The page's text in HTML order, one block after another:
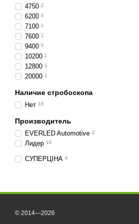
4750 2
6200 4
7100 1
7600 1
9400 5
10200 1
12800 1
20000 1
Наличие стробоскопа
Нет 18
Производитель
EVERLED Automotive 2
Лидер 16
СУПЕРЦІНА 4
© 2014—2026